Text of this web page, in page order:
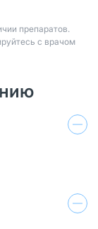
препаратов.
с врачом